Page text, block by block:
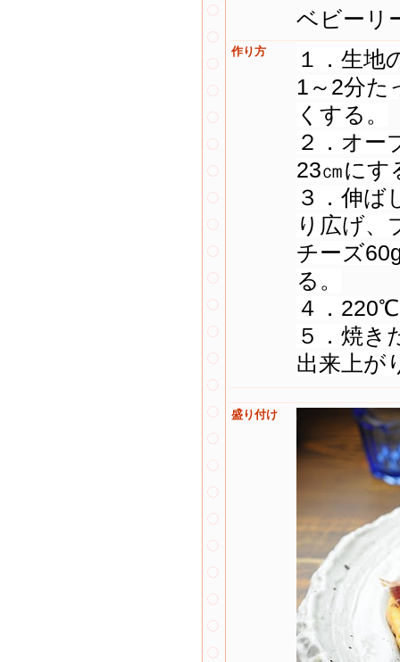
ベビーリ
作り方
１．生地
1～2分た
くする。
２．オー
23㎝にす
３．伸ば
り広げ、
チーズ
る。
４．
５．焼き
出来上が
盛り付け